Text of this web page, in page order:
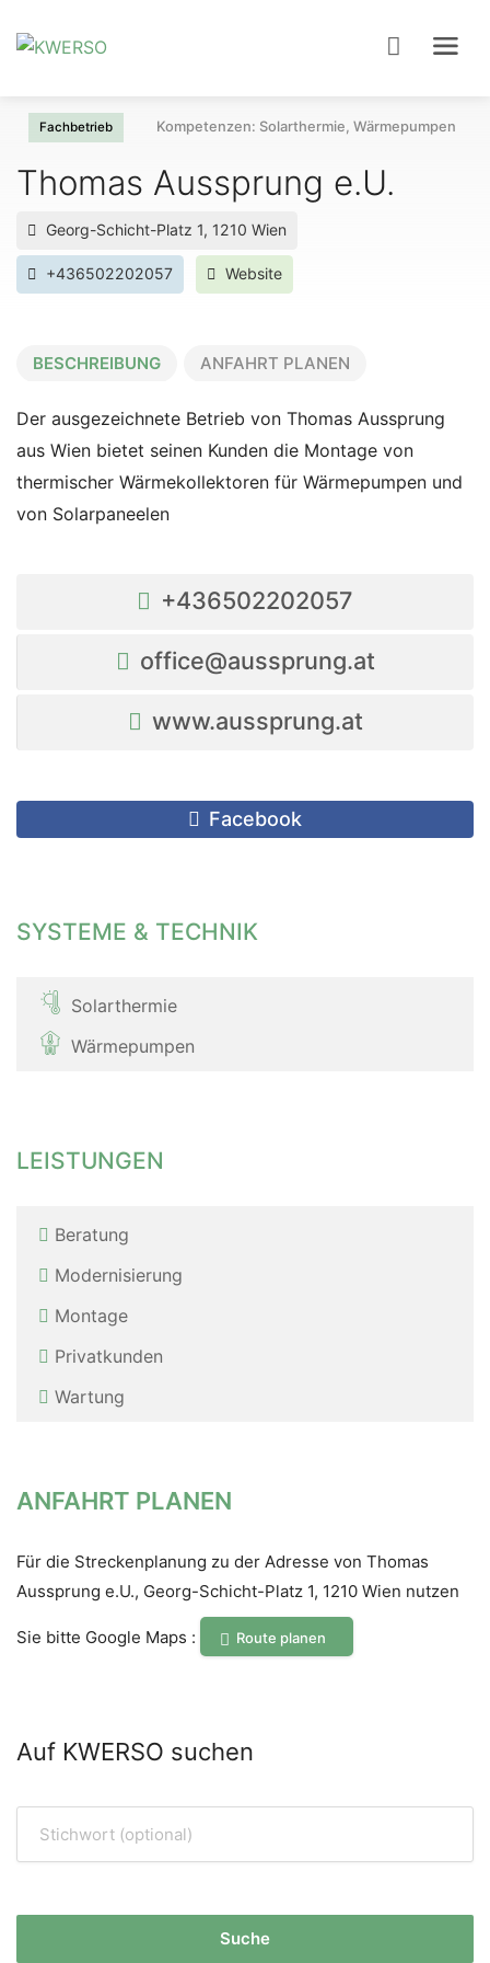
Fachbetrieb Kompetenzen: Solarthermie,
Thomas Aussprung e.U.
+436502202057 Website
BESCHREIBUNG ANFAHRT PLANEN
Der ausgezeichnete Betrieb von Thomas Aussprung
aus Wien bietet seinen Kunden die Montage von
thermischer Wärmekollektoren für Wärmepumpen und
von Solarpaneelen
+436502202057
office@aussprung.at
www.aussprung.at
Facebook
SYSTEME & TECHNIK
Solarthermie
Wärmepumpen
LEISTUNGEN
Beratung
Modernisierung
Montage
Privatkunden
Wartung
ANFAHRT PLANEN
Für die Streckenplanung zu der Adresse von Thomas
Aussprung e.U., Georg-Schicht-Platz 1, 1210 Wien nutzen
Sie bitte Google Maps : Route planen
Auf KWERSO suchen
Suche